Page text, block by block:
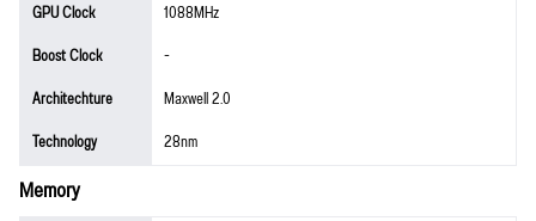
GPU Clock
1088MHz
Boost Clock
-
Architechture
Maxwell 2.0
Technology
28nm
Memory